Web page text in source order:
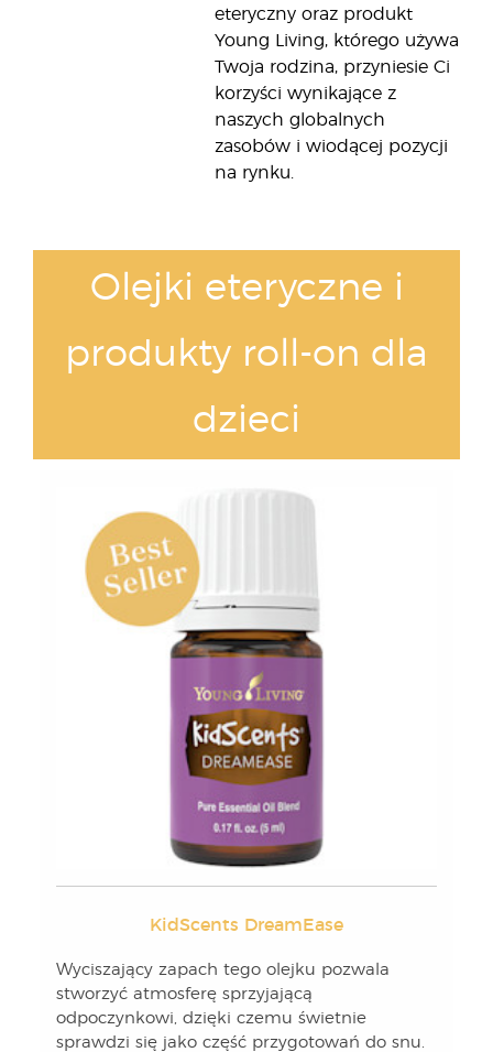
eteryczny oraz produkt
Young Living, którego używa
Twoja rodzina, przyniesie Ci
korzyści wynikające z
naszych globalnych
zasobów i wiodącej pozycji
na rynku.
Olejki eteryczne i
produkty roll-on dla
dzieci
KidScents DreamEase
Wyciszający zapach tego olejku pozwala
stworzyć atmosferę sprzyjającą
odpoczynkowi, dzięki czemu świetnie
sprawdzi się jako część przygotowań do snu.